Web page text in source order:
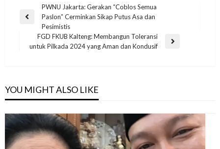
PWNU Jakarta: Gerakan “Coblos Semua
Paslon” Cerminkan Sikap Putus Asa dan
Pesimistis
FGD FKUB Kalteng: Membangun Toleransi
untuk Pilkada 2024 yang Aman dan Kondusif
YOU MIGHT ALSO LIKE